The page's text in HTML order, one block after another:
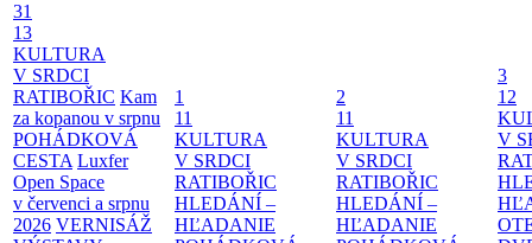
31
13
KULTURA
V SRDCI
RATIBOŘIC Kam
za kopanou v srpnu
POHÁDKOVÁ
CESTA Luxfer
Open Space
v červenci a srpnu
2026 VERNISÁŽ
1
11
KULTURA
V SRDCI
RATIBOŘIC
HLEDÁNÍ –
HĽADANIE
2
11
KULTURA
V SRDCI
RATIBOŘIC
HLEDÁNÍ –
HĽADANIE
3
12
V